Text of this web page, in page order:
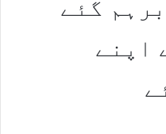
گئے
اپنے